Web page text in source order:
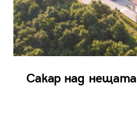
Сакар над нещата